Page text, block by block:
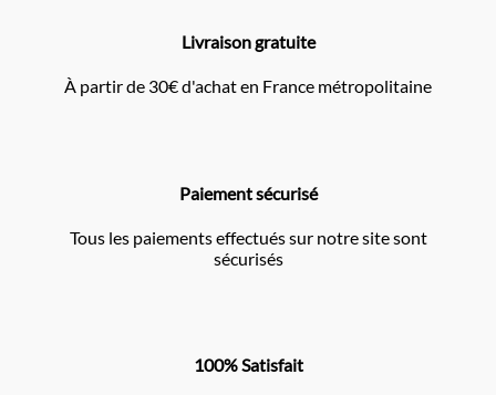
Livraison gratuite
À partir de 30€ d'achat en France métropolitaine
Paiement sécurisé
Tous les paiements effectués sur notre site sont
sécurisés
100% Satisfait